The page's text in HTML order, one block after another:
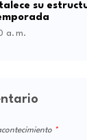
su
a. m.